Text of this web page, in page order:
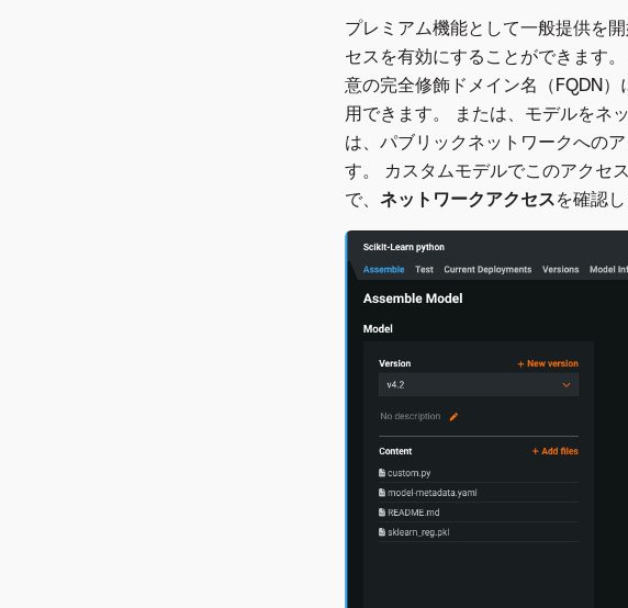
プレミアム機能として一般提供を
セスを有効にすることができます
意の完全修飾ドメイン名（FQDN
用できます。 または、モデルをネ
は、パブリックネットワークへの
す。 カスタムモデルでこのアクセ
で、 ネットワークアクセスを確認し